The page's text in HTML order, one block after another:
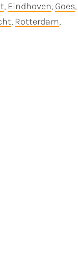
, Eindhoven, Goes,
, Rotterdam,